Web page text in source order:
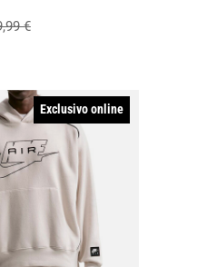
€
Exclusivo online